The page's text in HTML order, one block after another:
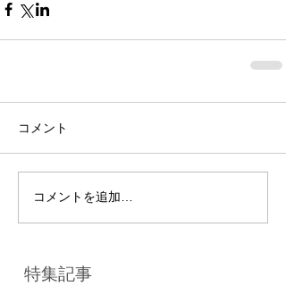
コメント
コメントを追加…
特集記事